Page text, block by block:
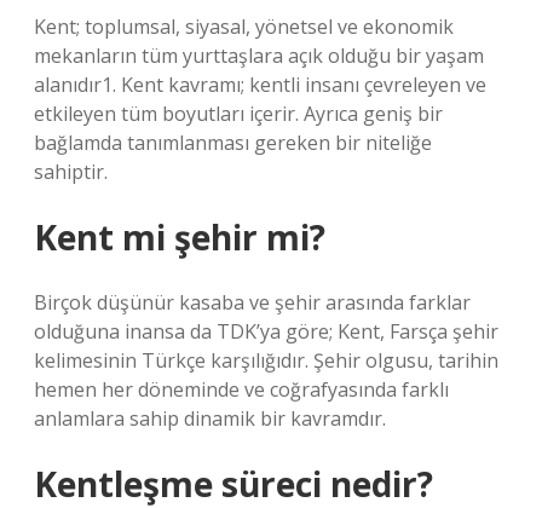
Kent; toplumsal, siyasal, yönetsel ve ekonomik
mekanların tüm yurttaşlara açık olduğu bir yaşam
alanıdır1. Kent kavramı; kentli insanı çevreleyen ve
etkileyen tüm boyutları içerir. Ayrıca geniş bir
bağlamda tanımlanması gereken bir niteliğe
sahiptir.
Kent mi şehir mi?
Birçok düşünür kasaba ve şehir arasında farklar
olduğuna inansa da TDK’ya göre; Kent, Farsça şehir
kelimesinin Türkçe karşılığıdır. Şehir olgusu, tarihin
hemen her döneminde ve coğrafyasında farklı
anlamlara sahip dinamik bir kavramdır.
Kentleşme süreci nedir?